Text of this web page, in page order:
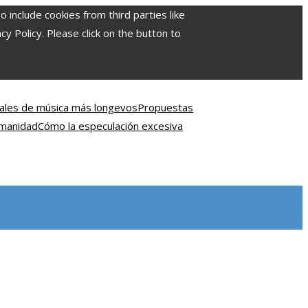
include cookies from third parties like
Policy. Please click on the button to
de música más longevosPropuestas
Cómo la especulación excesiva